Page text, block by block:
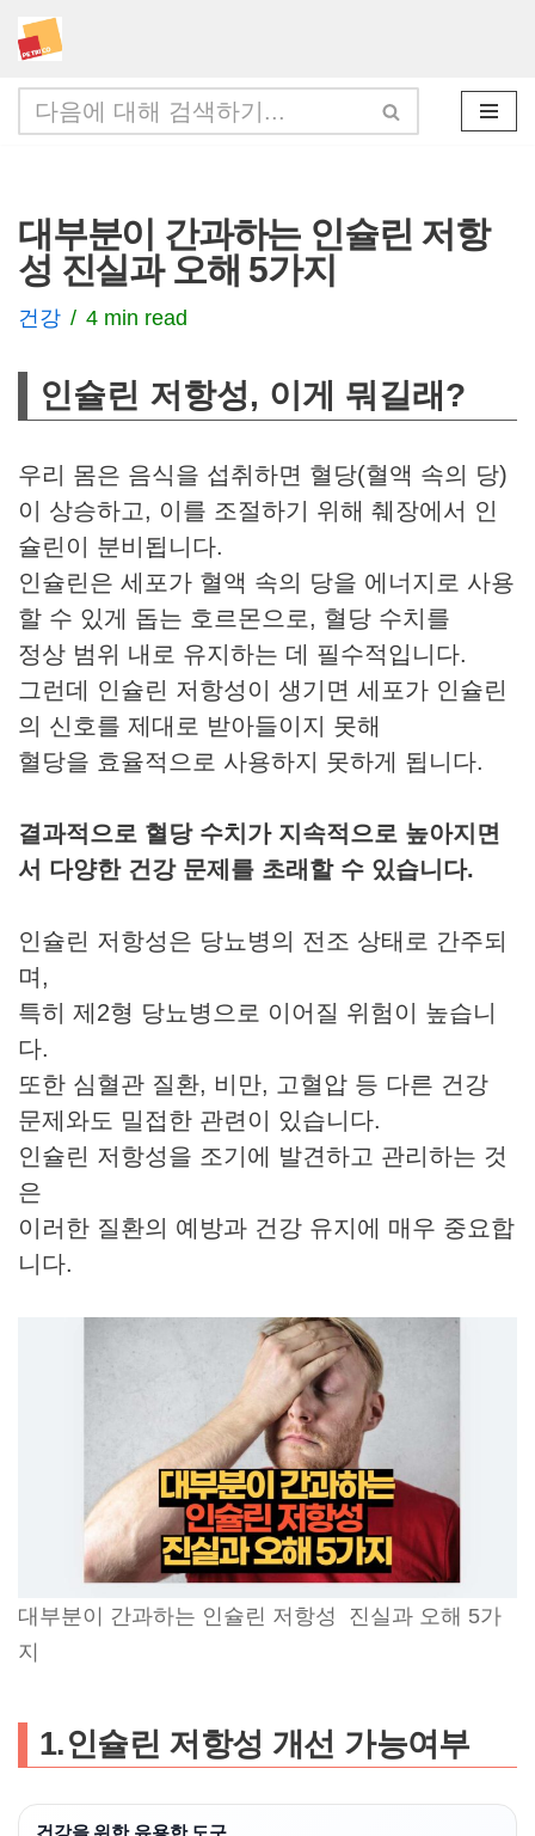
콘
텐
츠
너
뛰
기
대부분이 간과하는 인슐린 저항
성 진실과 오해 5가지
건강 4 min read
인슐린 저항성, 이게 뭐길래?
우리 몸은 음식을 섭취하면 혈당(혈액 속의 당)
이 상승하고, 이를 조절하기 위해 췌장에서 인
슐린이 분비됩니다.
인슐린은 세포가 혈액 속의 당을 에너지로 사용
할 수 있게 돕는 호르몬으로, 혈당 수치를
정상 범위 내로 유지하는 데 필수적입니다.
그런데 인슐린 저항성이 생기면 세포가 인슐린
의 신호를 제대로 받아들이지 못해
혈당을 효율적으로 사용하지 못하게 됩니다.
결과적으로 혈당 수치가 지속적으로 높아지면
서 다양한 건강 문제를 초래할 수 있습니다.
인슐린 저항성은 당뇨병의 전조 상태로 간주되
며,
특히 제2형 당뇨병으로 이어질 위험이 높습니
다.
또한 심혈관 질환, 비만, 고혈압 등 다른 건강
문제와도 밀접한 관련이 있습니다.
인슐린 저항성을 조기에 발견하고 관리하는 것
은
이러한 질환의 예방과 건강 유지에 매우 중요합
니다.
대부분이 간과하는 인슐린 저항성 진실과 오해 5가
지
1.인슐린 저항성 개선 가능여부